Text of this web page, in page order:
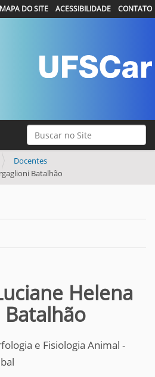
Busca Avançada…
MAPA DO SITE ACESSIBILIDADE CONTATO
Docentes
Batalhão
Helena
e Fisiologia Animal -